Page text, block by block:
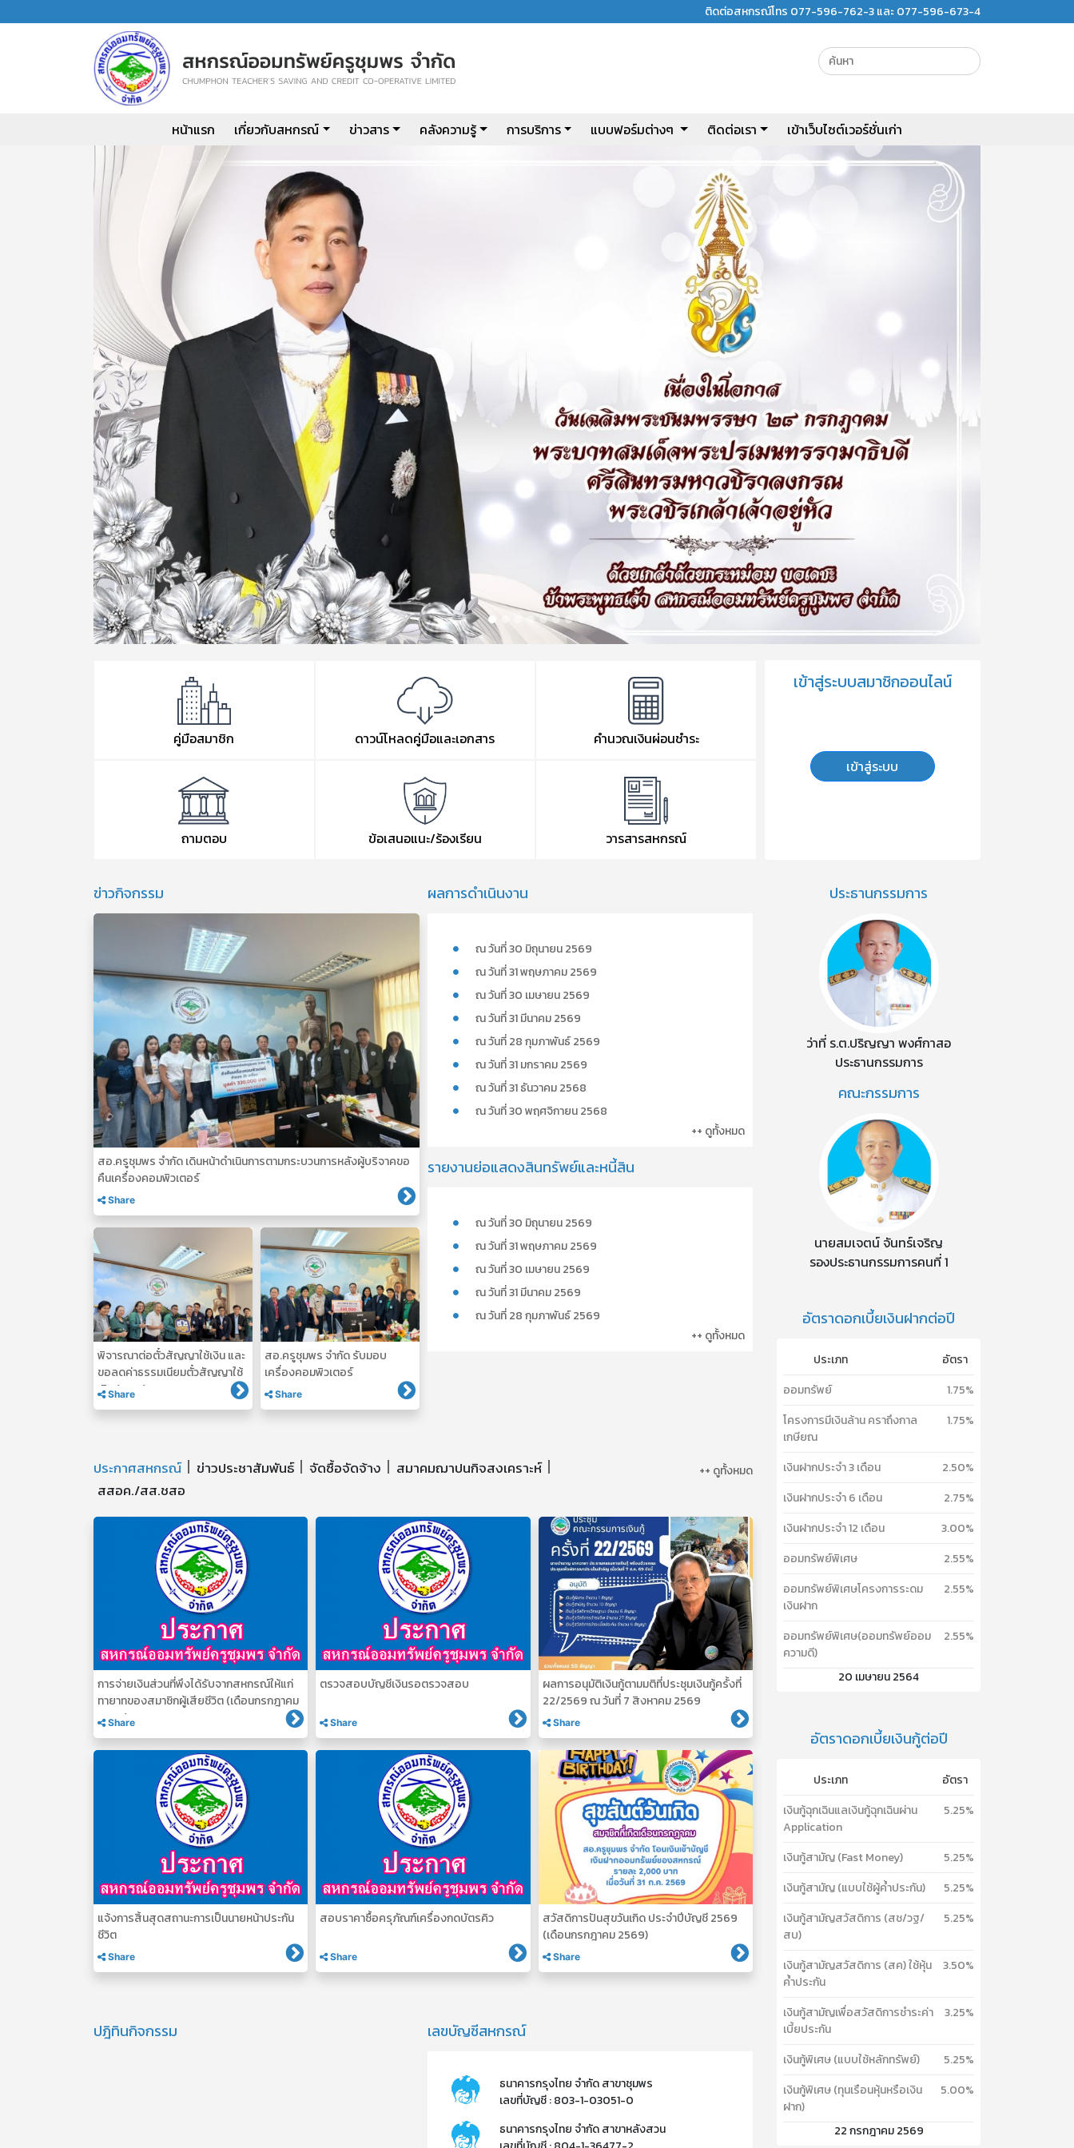
ติดต่อสหกรณ์โทร 077-596-762-3 และ 077-596-673-4
หน้าแรก เกี่ยวกับสหกรณ์ ข่าวสาร คลังความรู้ การบริการ แบบฟอร์มต่างๆ ติดต่อเรา เข้าเว็บไซต์เวอร์ชั่นเก่า
คู่มือสมาชิก ดาวน์โหลดคู่มือและเอกสาร คำนวณเงินผ่อนชำระ
ถามตอบ ข้อเสนอแนะ/ร้องเรียน วารสารสหกรณ์
เข้าสู่ระบบสมาชิกออนไลน์
เข้าสู่ระบบ
ข่าวกิจกรรม
สอ.ครูชุมพร จำกัด เดินหน้าดำเนินการตามกระบวนการหลังผู้บริจาคขอ
คืนเครื่องคอมพิวเตอร์
Share
พิจารณาต่อตั๋วสัญญาใช้เงิน และ
ขอลดค่าธรรมเนียมตั๋วสัญญาใช้
เงิน (ธกส.)
Share
สอ.ครูชุมพร จำกัด รับมอบ
เครื่องคอมพิวเตอร์
Share
ผลการดำเนินงาน
ณ วันที่ 30 มิถุนายน 2569
ณ วันที่ 31 พฤษภาคม 2569
ณ วันที่ 30 เมษายน 2569
ณ วันที่ 31 มีนาคม 2569
ณ วันที่ 28 กุมภาพันธ์ 2569
ณ วันที่ 31 มกราคม 2569
ณ วันที่ 31 ธันวาคม 2568
ณ วันที่ 30 พฤศจิกายน 2568
++ ดูทั้งหมด
รายงานย่อแสดงสินทรัพย์และหนี้สิน
ณ วันที่ 30 มิถุนายน 2569
ณ วันที่ 31 พฤษภาคม 2569
ณ วันที่ 30 เมษายน 2569
ณ วันที่ 31 มีนาคม 2569
ณ วันที่ 28 กุมภาพันธ์ 2569
++ ดูทั้งหมด
ประกาศสหกรณ์ ข่าวประชาสัมพันธ์ จัดซื้อจัดจ้าง
สมาคมฌาปนกิจสงเคราะห์
สสอค./สส.ชสอ
++ ดูทั้งหมด
การจ่ายเงินส่วนที่พึงได้รับจากสหกรณ์ให้แก่
ทายาทของสมาชิกผู้เสียชีวิต (เดือนกรกฎาคม
2569)
Share
ตรวจสอบบัญชีเงินรอตรวจสอบ
Share
ผลการอนุมัติเงินกู้ตามมติที่ประชุมเงินกู้ครั้งที่
22/2569 ณ วันที่ 7 สิงหาคม 2569
Share
แจ้งการสิ้นสุดสถานะการเป็นนายหน้าประกัน
ชีวิต
Share
สอบราคาซื้อครุภัณฑ์เครื่องกดบัตรคิว
Share
สวัสดิการปันสุขวันเกิด ประจำปีบัญชี 2569
(เดือนกรกฎาคม 2569)
Share
ปฎิทินกิจกรรม เลขบัญชีสหกรณ์
ธนาคารกรุงไทย จำกัด สาขาชุมพร
เลขที่บัญชี : 803-1-03051-0
ธนาคารกรุงไทย จำกัด สาขาหลังสวน
ประธานกรรมการ
ว่าที่ ร.ต.ปริญญา พงศ์กาสอ
ประธานกรรมการ
คณะกรรมการ
นายสมเจตน์ จันทร์เจริญ
รองประธานกรรมการคนที่ 1
อัตราดอกเบี้ยเงินฝากต่อปี
ประเภท
อัตรา
ออมทรัพย์
1.75%
โครงการมีเงินล้าน คราถึงกาล
เกษียณ
1.75%
เงินฝากประจำ 3 เดือน
2.50%
เงินฝากประจำ 6 เดือน
2.75%
เงินฝากประจำ 12 เดือน
3.00%
ออมทรัพย์พิเศษ
2.55%
ออมทรัพย์พิเศษโครงการระดม
เงินฝาก
2.55%
ออมทรัพย์พิเศษ(ออมทรัพย์ออม
ความดี)
2.55%
20 เมษายน 2564
อัตราดอกเบี้ยเงินกู้ต่อปี
ประเภท
อัตรา
เงินกู้ฉุกเฉินแลเงินกู้ฉุกเฉินผ่าน
Application
5.25%
เงินกู้สามัญ (Fast Money)
5.25%
เงินกู้สามัญ (แบบใช้ผู้ค้ำประกัน)
5.25%
เงินกู้สามัญสวัสดิการ (สช/วฐ/
สบ)
5.25%
เงินกู้สามัญสวัสดิการ (สค) ใช้หุ้น
ค้ำประกัน
3.50%
เงินกู้สามัญเพื่อสวัสดิการชำระค่า
เบี้ยประกัน
3.25%
เงินกู้พิเศษ (แบบใช้หลักทรัพย์)
5.25%
เงินกู้พิเศษ (ทุนเรือนหุ้นหรือเงิน
ฝาก)
5.00%
22 กรกฎาคม 2569